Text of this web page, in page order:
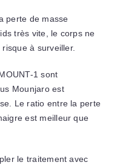
perte de masse
très vite, le corps ne
à surveiller.
1 sont
Mounjaro est
Le ratio entre la perte
est meilleur que
le traitement avec